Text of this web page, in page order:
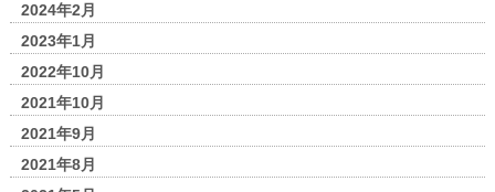
2024年2月
2023年1月
2022年10月
2021年10月
2021年9月
2021年8月